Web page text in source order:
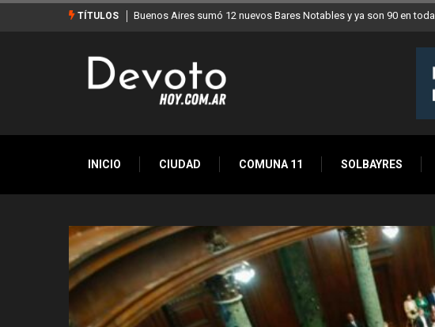
TÍTULOS Los stands móviles de la Ciudad llegan esta semana a Villa Devoto
INICIO CIUDAD COMUNA 11 SOLBAYRES